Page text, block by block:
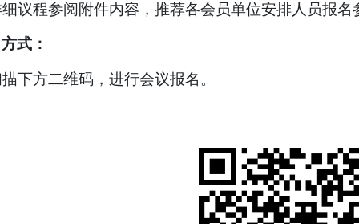
议程参阅附件内容，推荐各会员单位安排人员报名
式：
下方二维码，进行会议报名。